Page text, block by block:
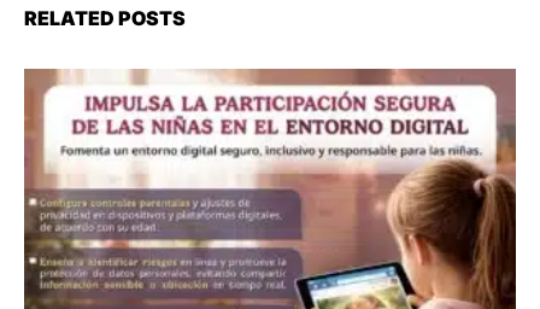
RELATED POSTS